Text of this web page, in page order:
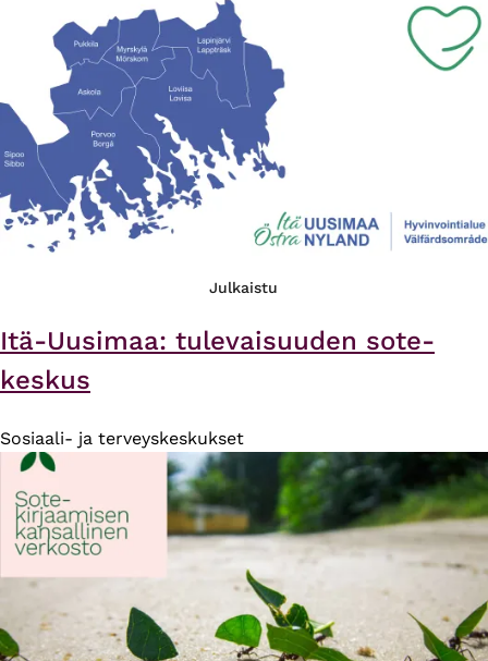
Julkaistu
Itä-Uusimaa: tulevaisuuden sote-
keskus
Sosiaali- ja terveyskeskukset